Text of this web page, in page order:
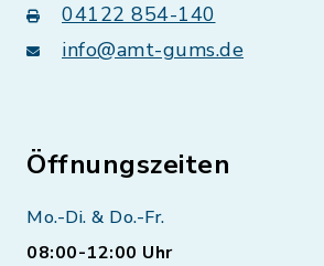
04122 854-140
info@amt-gums.de
Öffnungszeiten
Mo.-Di. & Do.-Fr.
08:00-12:00 Uhr